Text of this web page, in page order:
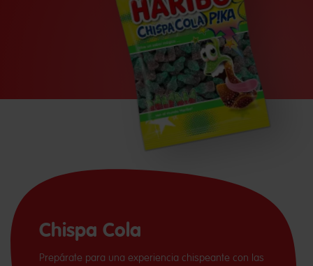
Chispa Cola
Prepárate para una experiencia chispeante con las